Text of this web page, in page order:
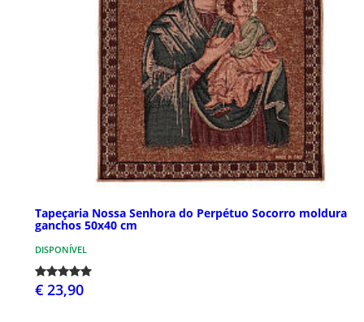
Tapeçaria Nossa Senhora do Perpétuo Socorro moldura
ganchos 50x40 cm
DISPONÍVEL
€ 23,90